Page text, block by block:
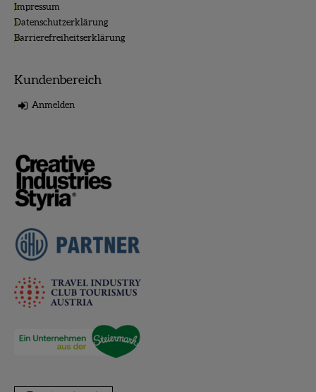
Impressum
Datenschutzerklärung
Barrierefreiheitserklärung
Kundenbereich
Anmelden